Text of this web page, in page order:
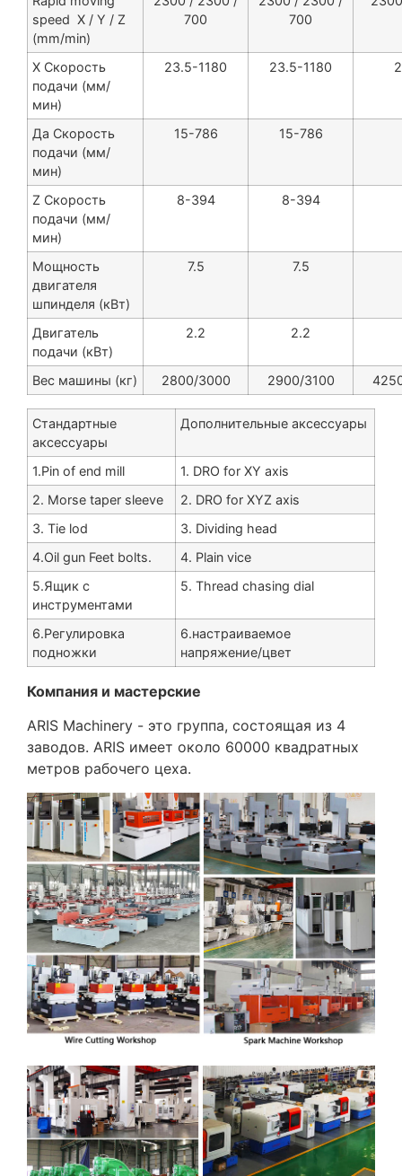
speed X / Y / Z
(mm/min)
700
700
X Скорость
подачи (мм/
мин)
23.5-1180 23.5-1180
Да Скорость
подачи (мм/
мин)
15-786 15-786
Z Скорость
подачи (мм/
мин)
8-394 8-394
Мощность
двигателя
шпинделя (кВт)
7.5 7.5
Двигатель
подачи (кВт)
2.2 2.2
Вес машины (кг) 2800/3000 2900/3100
Стандартные
аксессуары
Дополнительные аксессуары
1.Pin of end mill
1. DRO for XY axis
2. Morse taper sleeve
2. DRO for XYZ axis
3. Tie lod
3. Dividing head
4.Oil gun Feet bolts.
4. Plain vice
5.Ящик с
инструментами
5. Thread chasing dial
6.Регулировка
подножки
6.настраиваемое
напряжение/цвет
Компания и мастерские
ARIS Machinery - это группа, состоящая из 4
заводов. ARIS имеет около 60000 квадратных
метров рабочего цеха.